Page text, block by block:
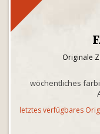
Originale
wöchentliches
letztes verfügbares